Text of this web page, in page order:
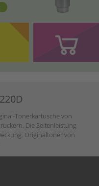
Tonerkartusche von
Die Seitenleistung
Originaltoner von